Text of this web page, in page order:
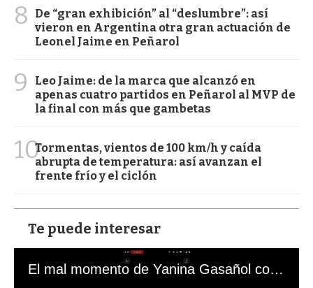
8
De “gran exhibición” al “deslumbre”: así
vieron en Argentina otra gran actuación de
Leonel Jaime en Peñarol
9
Leo Jaime: de la marca que alcanzó en
apenas cuatro partidos en Peñarol al MVP de
la final con más que gambetas
10Tormentas, vientos de 100 km/h y caída
abrupta de temperatura: así avanzan el
frente frío y el ciclón
Te puede interesar
El mal momento de Yanina Gasañol con un hincha argentino en "Subrayado"